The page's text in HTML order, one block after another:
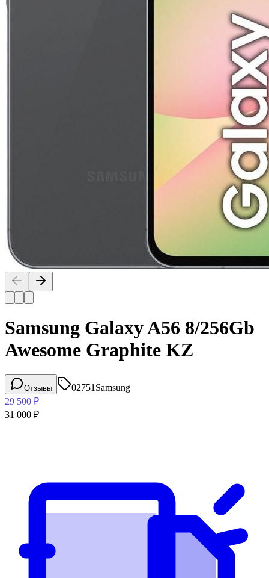
Samsung Galaxy A56 8/256Gb
Awesome Graphite KZ
Отзывы 02751 Samsung
29 500 ₽
31 000 ₽